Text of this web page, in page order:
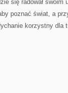
się radował swoim
poznać świat, a
korzystny dla